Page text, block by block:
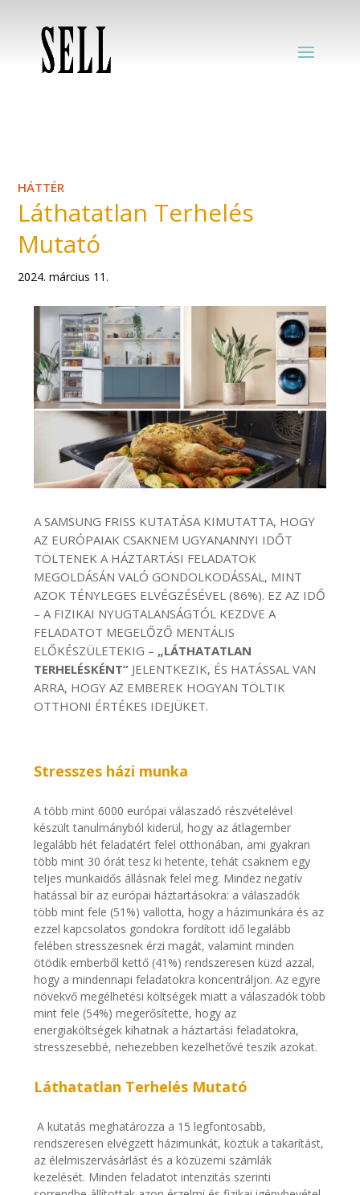
HÁTTÉR
Láthatatlan Terhelés
Mutató
2024. március 11.
A SAMSUNG FRISS KUTATÁSA KIMUTATTA, HOGY
AZ EURÓPAIAK CSAKNEM UGYANANNYI IDŐT
TÖLTENEK A HÁZTARTÁSI FELADATOK
MEGOLDÁSÁN VALÓ GONDOLKODÁSSAL, MINT
AZOK TÉNYLEGES ELVÉGZÉSÉVEL (86%). EZ AZ IDŐ
– A FIZIKAI NYUGTALANSÁGTÓL KEZDVE A
FELADATOT MEGELŐZŐ MENTÁLIS
ELŐKÉSZÜLETEKIG – „LÁTHATATLAN
TERHELÉSKÉNT” JELENTKEZIK, ÉS HATÁSSAL VAN
ARRA, HOGY AZ EMBEREK HOGYAN TÖLTIK
OTTHONI ÉRTÉKES IDEJÜKET.
Stresszes házi munka
A több mint 6000 európai válaszadó részvételével
készült tanulmányból kiderül, hogy az átlagember
legalább hét feladatért felel otthonában, ami gyakran
több mint 30 órát tesz ki hetente, tehát csaknem egy
teljes munkaidős állásnak felel meg. Mindez negatív
hatással bír az európai háztartásokra: a válaszadók
több mint fele (51%) vallotta, hogy a házimunkára és az
ezzel kapcsolatos gondokra fordított idő legalább
felében stresszesnek érzi magát, valamint minden
ötödik emberből kettő (41%) rendszeresen küzd azzal,
hogy a mindennapi feladatokra koncentráljon. Az egyre
növekvő megélhetési költségek miatt a válaszadók több
mint fele (54%) megerősítette, hogy az
energiaköltségek kihatnak a háztartási feladatokra,
stresszesebbé, nehezebben kezelhetővé teszik azokat.
Láthatatlan Terhelés Mutató
A kutatás meghatározza a 15 legfontosabb,
rendszeresen elvégzett házimunkát, köztük a takarítást,
az élelmiszervásárlást és a közüzemi számlák
kezelését. Minden feladatot intenzitás szerinti